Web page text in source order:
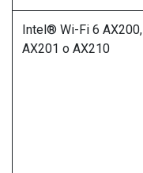
Intel® Wi-Fi 6 AX200,
AX201 o AX210